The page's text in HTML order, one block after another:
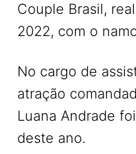
Couple Brasil,
2022, com o
No cargo de
atração
Luana Andrade
deste ano.